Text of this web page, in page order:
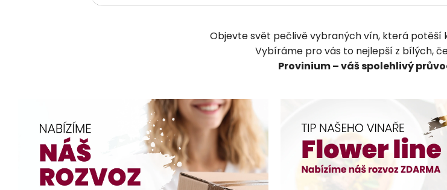
Objevte svět pečlivě vybraných vín, která potěší
Vybíráme pro vás to nejlepší z bílých,
Provinium – váš spolehlivý